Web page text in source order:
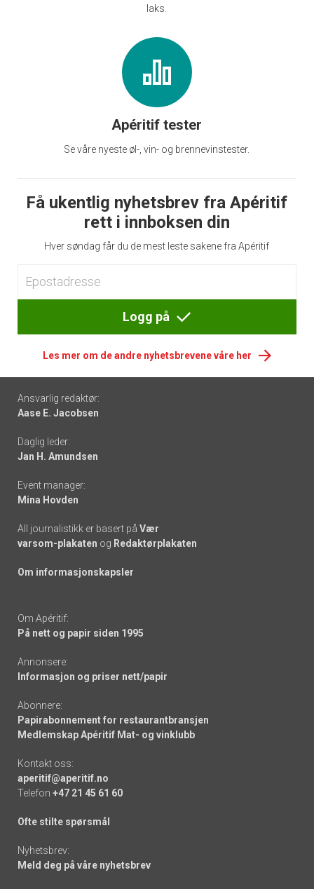
laks.
Apéritif tester
Se våre nyeste øl-, vin- og brennevinstester.
Få ukentlig nyhetsbrev fra Apéritif
rett i innboksen din
Hver søndag får du de mest leste sakene fra Apéritif
Logg på
Les mer om de andre nyhetsbrevene våre her
Footer
-
links
Ansvarlig redaktør:
Aase E. Jacobsen
Daglig leder:
Jan H. Amundsen
Event manager:
Mina Hovden
All journalistikk er basert på Vær
varsom-plakaten og Redaktørplakaten
Om informasjonskapsler
Om Apéritif:
På nett og papir siden 1995
Annonsere:
Informasjon og priser nett/papir
Abonnere:
Papirabonnement for restaurantbransjen
Medlemskap Apéritif Mat- og vinklubb
Kontakt oss:
aperitif@aperitif.no
Telefon +47 21 45 61 60
Ofte stilte spørsmål
Nyhetsbrev:
Meld deg på våre nyhetsbrev